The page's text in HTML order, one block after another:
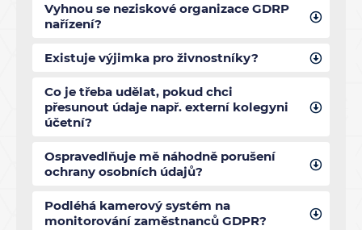
Vyhnou se neziskové organizace GDRP
nařízení?
Existuje výjimka pro živnostníky?
Co je třeba udělat, pokud chci
přesunout údaje např. externí kolegyni
účetní?
Ospravedlňuje mě náhodně porušení
ochrany osobních údajů?
Podléhá kamerový systém na
monitorování zaměstnanců GDPR?